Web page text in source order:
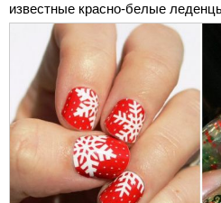
известные красно-белые